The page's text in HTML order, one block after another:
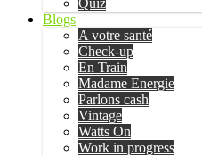
Quiz
Blogs
A votre santé
Check-up
En Train
Madame Energie
Parlons cash
Vintage
Watts On
Work in progress